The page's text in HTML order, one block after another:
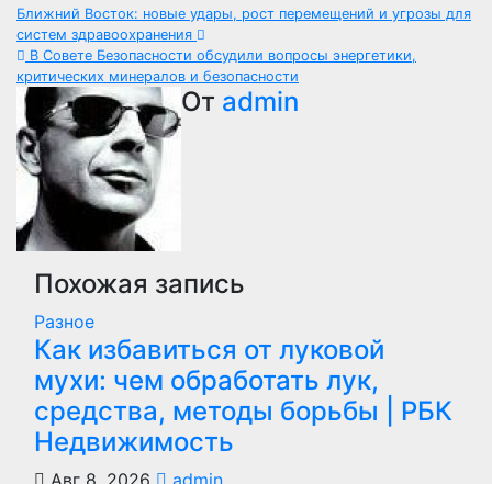
Навигация
по
записям
Ближний Восток: новые удары, рост перемещений и угрозы для
систем здравоохранения
В Совете Безопасности обсудили вопросы энергетики,
критических минералов и безопасности
От admin
Похожая запись
Разное
Как избавиться от луковой
мухи: чем обработать лук,
средства, методы борьбы | РБК
Недвижимость
Авг 8, 2026
admin